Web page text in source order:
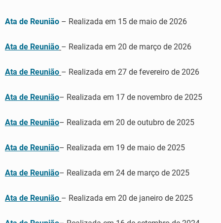
Ata de Reunião – Realizada em 15 de maio de 2026
Ata de Reunião – Realizada em 20 de março de 2026
Ata de Reunião – Realizada em 27 de fevereiro de 2026
Ata de Reunião– Realizada em 17 de novembro de 2025
Ata de Reunião– Realizada em 20 de outubro de 2025
Ata de Reunião– Realizada em 19 de maio de 2025
Ata de Reunião– Realizada em 24 de março de 2025
Ata de Reunião – Realizada em 20 de janeiro de 2025